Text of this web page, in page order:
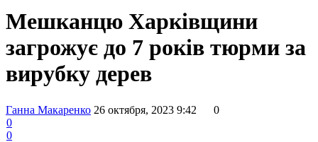
Мешканцю Харківщини
загрожує до 7 років тюрми за
вирубку дерев
Ганна Макаренко 26 октября, 2023 9:42
0
0
0